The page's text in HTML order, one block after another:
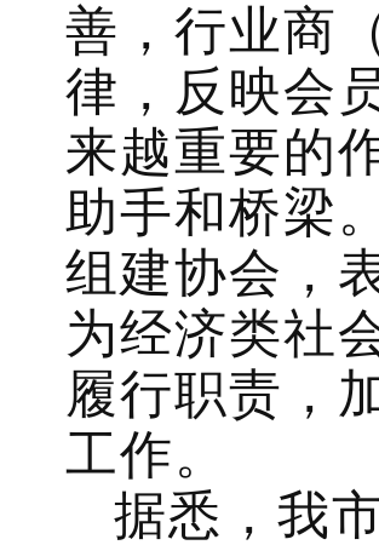
善，行业商
律，反映会
来越重要的
助手和桥梁
组建协会，
为经济类社
履行职责，
工作。
据悉，我